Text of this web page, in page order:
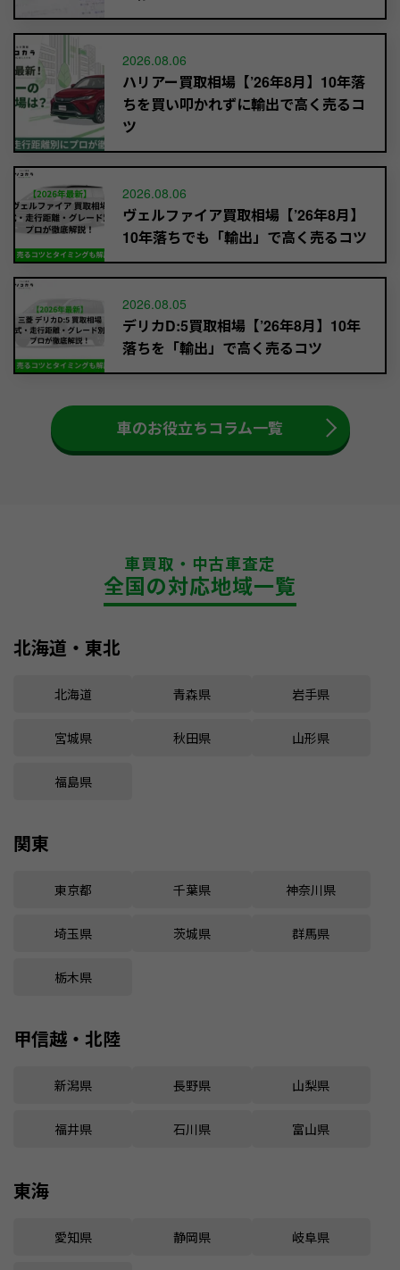
2026.08.06
ハリアー買取相場【’26年8月】10年落
ちを買い叩かれずに輸出で高く売るコ
ツ
2026.08.06
ヴェルファイア買取相場【’26年8月】
10年落ちでも「輸出」で高く売るコツ
2026.08.05
デリカD:5買取相場【’26年8月】10年
落ちを「輸出」で高く売るコツ
車のお役立ちコラム一覧
車買取・中古車査定
全国の対応地域一覧
北海道・東北
北海道 青森県 岩手県
宮城県 秋田県 山形県
福島県
関東
東京都 千葉県 神奈川県
埼玉県 茨城県 群馬県
栃木県
甲信越・北陸
新潟県 長野県 山梨県
福井県 石川県 富山県
東海
愛知県 静岡県 岐阜県